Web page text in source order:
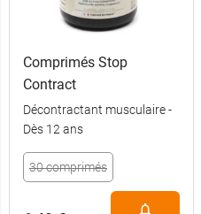
Comprimés Stop
Contract
Décontractant musculaire -
Dès 12 ans
30 comprimés